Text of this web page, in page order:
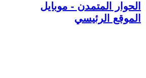
الحوار المتمدن - موبايل
الموقع الرئيسي